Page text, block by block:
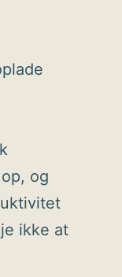
og
ikke at